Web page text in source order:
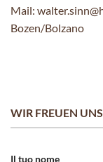
Mail:
Bozen/Bolzano
WIR FREUEN
Il tuo nome